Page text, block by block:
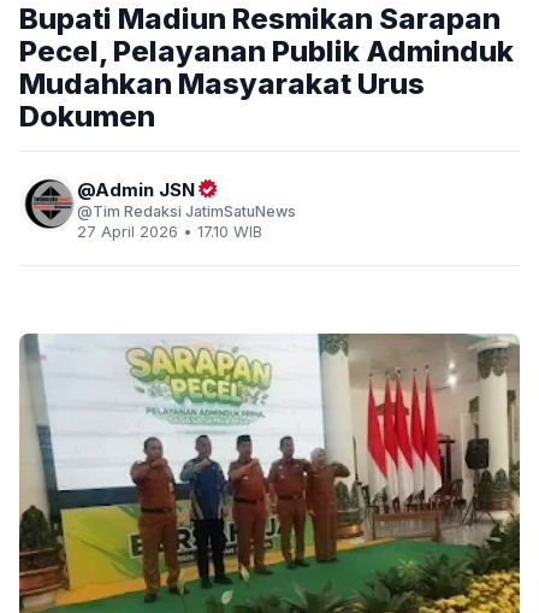
Bupati Madiun Resmikan Sarapan
Pecel, Pelayanan Publik Adminduk
Mudahkan Masyarakat Urus
Dokumen
Admin JSN
Tim Redaksi JatimSatuNews
27 April 2026 • 17.10 WIB